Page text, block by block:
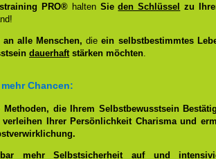
PRO®haltenSieden Schlüssel
zu
an alle Menschen, dieein selbstbestimmtes
dauerhaftstärken möchten.
Chancen:
die Ihrem Selbstbewusstsein
Ihrer Persönlichkeit Charisma und
mehr Selbstsicherheit auf und